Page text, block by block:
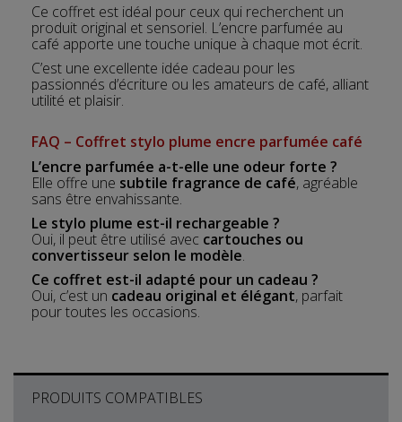
Ce coffret est idéal pour ceux qui recherchent un
produit original et sensoriel. L’encre parfumée au
café apporte une touche unique à chaque mot écrit.
C’est une excellente idée cadeau pour les
passionnés d’écriture ou les amateurs de café, alliant
utilité et plaisir.
FAQ – Coffret stylo plume encre parfumée café
L’encre parfumée a-t-elle une odeur forte ?
Elle offre une subtile fragrance de café, agréable
sans être envahissante.
Le stylo plume est-il rechargeable ?
Oui, il peut être utilisé avec cartouches ou
convertisseur selon le modèle.
Ce coffret est-il adapté pour un cadeau ?
Oui, c’est un cadeau original et élégant, parfait
pour toutes les occasions.
PRODUITS COMPATIBLES